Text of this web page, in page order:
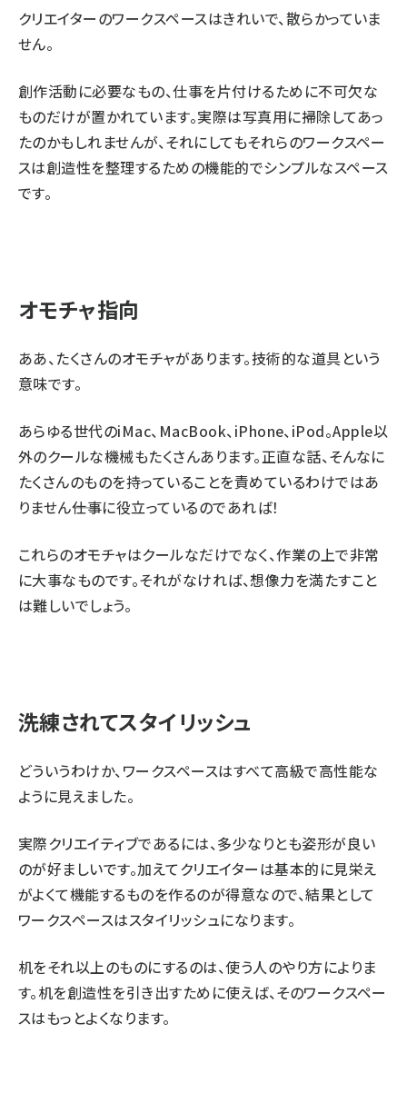
クリエイターのワークスペースはきれいで、散らかっていま
せん。
創作活動に必要なもの、仕事を片付けるために不可欠な
ものだけが置かれています。実際は写真用に掃除してあっ
たのかもしれませんが、それにしてもそれらのワークスペー
スは創造性を整理するための機能的でシンプルなスペース
です。
オモチャ指向
ああ、たくさんのオモチャがあります。技術的な道具という
意味です。
あらゆる世代のiMac、MacBook、iPhone、iPod。Apple以
外のクールな機械もたくさんあります。正直な話、そんなに
たくさんのものを持っていることを責めているわけではあ
りません――仕事に役立っているのであれば！
これらのオモチャはクールなだけでなく、作業の上で非常
に大事なものです。それがなければ、想像力を満たすこと
は難しいでしょう。
洗練されてスタイリッシュ
どういうわけか、ワークスペースはすべて高級で高性能な
ように見えました。
実際クリエイティブであるには、多少なりとも姿形が良い
のが好ましいです。加えてクリエイターは基本的に見栄え
がよくて機能するものを作るのが得意なので、結果として
ワークスペースはスタイリッシュになります。
机をそれ以上のものにするのは、使う人のやり方によりま
す。机を創造性を引き出すために使えば、そのワークスペー
スはもっとよくなります。